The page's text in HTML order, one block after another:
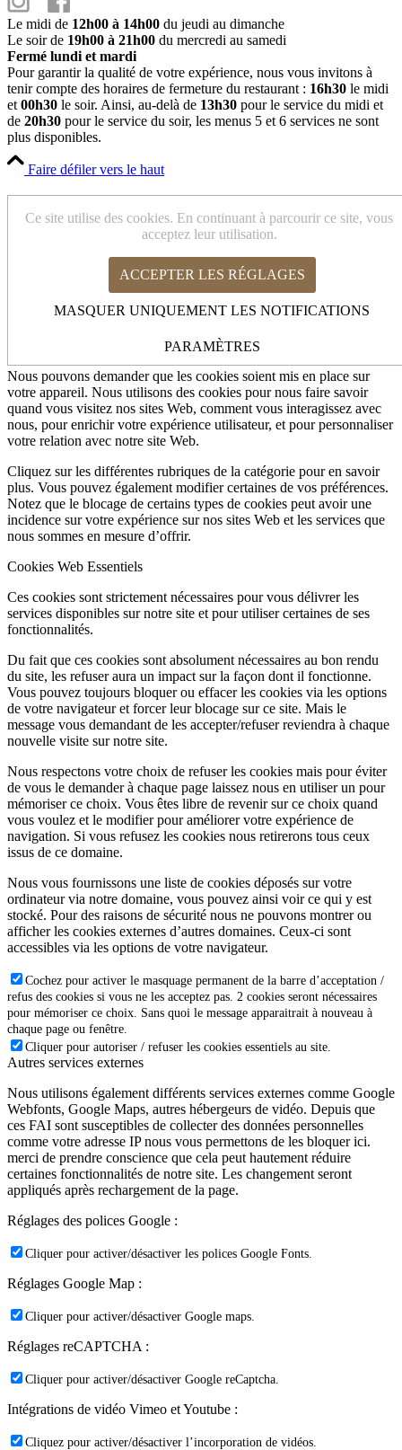
Le midi de 12h00 à 14h00 du jeudi au dimanche
Le soir de 19h00 à 21h00 du mercredi au samedi
Fermé lundi et mardi
Pour garantir la qualité de votre expérience, nous vous invitons à
tenir compte des horaires de fermeture du restaurant : 16h30 le midi
et 00h30 le soir. Ainsi, au-delà de 13h30 pour le service du midi et
de 20h30 pour le service du soir, les menus 5 et 6 services ne sont
plus disponibles.
Faire défiler vers le haut
Ce site utilise des cookies. En continuant à parcourir ce site, vous
acceptez leur utilisation.
ACCEPTER LES RÉGLAGES
MASQUER UNIQUEMENT LES NOTIFICATIONS
PARAMÈTRES
Comment nous utilisons les cookies
Cookies Web Essentiels
Autres services externes
Comment nous utilisons les cookies
Nous pouvons demander que les cookies soient mis en place sur
votre appareil. Nous utilisons des cookies pour nous faire savoir
quand vous visitez nos sites Web, comment vous interagissez avec
nous, pour enrichir votre expérience utilisateur, et pour personnaliser
votre relation avec notre site Web.
Cliquez sur les différentes rubriques de la catégorie pour en savoir
plus. Vous pouvez également modifier certaines de vos préférences.
Notez que le blocage de certains types de cookies peut avoir une
incidence sur votre expérience sur nos sites Web et les services que
nous sommes en mesure d’offrir.
Cookies Web Essentiels
Ces cookies sont strictement nécessaires pour vous délivrer les
services disponibles sur notre site et pour utiliser certaines de ses
fonctionnalités.
Du fait que ces cookies sont absolument nécessaires au bon rendu
du site, les refuser aura un impact sur la façon dont il fonctionne.
Vous pouvez toujours bloquer ou effacer les cookies via les options
de votre navigateur et forcer leur blocage sur ce site. Mais le
message vous demandant de les accepter/refuser reviendra à chaque
nouvelle visite sur notre site.
Nous respectons votre choix de refuser les cookies mais pour éviter
de vous le demander à chaque page laissez nous en utiliser un pour
mémoriser ce choix. Vous êtes libre de revenir sur ce choix quand
vous voulez et le modifier pour améliorer votre expérience de
navigation. Si vous refusez les cookies nous retirerons tous ceux
issus de ce domaine.
Nous vous fournissons une liste de cookies déposés sur votre
ordinateur via notre domaine, vous pouvez ainsi voir ce qui y est
stocké. Pour des raisons de sécurité nous ne pouvons montrer ou
afficher les cookies externes d’autres domaines. Ceux-ci sont
accessibles via les options de votre navigateur.
Cochez pour activer le masquage permanent de la barre d’acceptation /
refus des cookies si vous ne les acceptez pas. 2 cookies seront nécessaires
pour mémoriser ce choix. Sans quoi le message apparaitrait à nouveau à
chaque page ou fenêtre.
Cliquer pour autoriser / refuser les cookies essentiels au site.
Autres services externes
Nous utilisons également différents services externes comme Google
Webfonts, Google Maps, autres hébergeurs de vidéo. Depuis que
ces FAI sont susceptibles de collecter des données personnelles
comme votre adresse IP nous vous permettons de les bloquer ici.
merci de prendre conscience que cela peut hautement réduire
certaines fonctionnalités de notre site. Les changement seront
appliqués après rechargement de la page.
Réglages des polices Google :
Cliquer pour activer/désactiver les polices Google Fonts.
Réglages Google Map :
Cliquer pour activer/désactiver Google maps.
Réglages reCAPTCHA :
Cliquer pour activer/désactiver Google reCaptcha.
Intégrations de vidéo Vimeo et Youtube :
Cliquez pour activer/désactiver l’incorporation de vidéos.